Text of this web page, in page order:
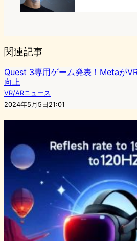
関連記事
Quest 3専用ゲーム発表！Metaが
向上
VR/ARニュース
2024年5月5日21:01